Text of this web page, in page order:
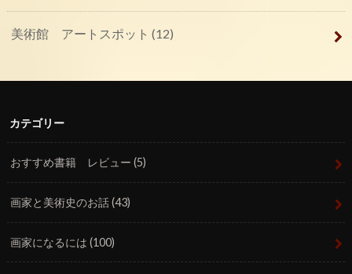
美術館 アートスポット (12)
カテゴリー
おすすめ書籍 レビュー(5)
画家と美術史のお話(43)
画家になるには(100)